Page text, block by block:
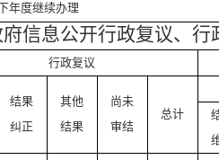
年度继续办理
信息公开行政复议、行
行政复议
结果
纠正
其他
结果
尚未
审结
总计